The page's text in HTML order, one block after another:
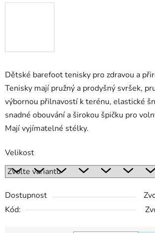
Dětské barefoot tenisky pro zdravou a
Tenisky mají pružný a prodyšný svršek,
výbornou přilnavostí k terénu, elastické
snadné obouvání a širokou špičku pro
Mají vyjímatelné stélky.
Velikost
Dostupnost
Kód: